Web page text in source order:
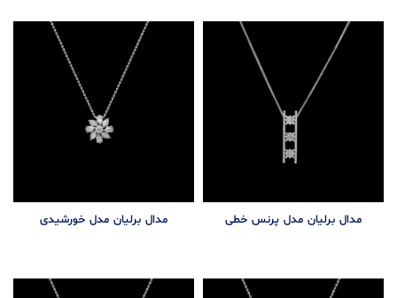
مدال برلیان مدل پرنس خطی مدال برلیان مدل خورشیدی